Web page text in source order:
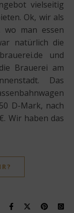
vielseitig
Ok, wir als
wo man essen
natürlich die
und
Brauerei am
Das
D-Mark, nach
Wir haben das